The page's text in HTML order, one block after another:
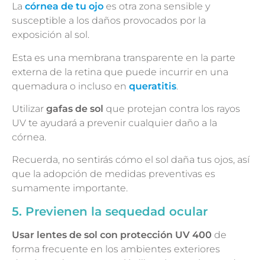
La córnea de tu ojo es otra zona sensible y
susceptible a los daños provocados por la
exposición al sol.
Esta es una membrana transparente en la parte
externa de la retina que puede incurrir en una
quemadura o incluso en queratitis.
Utilizar gafas de sol que protejan contra los rayos
UV te ayudará a prevenir cualquier daño a la
córnea.
Recuerda, no sentirás cómo el sol daña tus ojos, así
que la adopción de medidas preventivas es
sumamente importante.
5. Previenen la sequedad ocular
Usar lentes de sol con protección UV 400 de
forma frecuente en los ambientes exteriores